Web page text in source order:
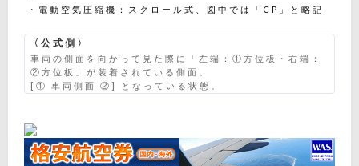
・電動空気圧縮機：スクロール式、図中では「CP」と略記
〈公式側〉
車両の側面を向かって見た際に「左端：①方位板・右端：
②方位板」が装着されている側面。
[① 車両側面 ②] となっている状態。